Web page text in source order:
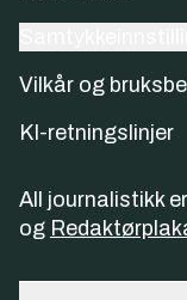
Vilkår og
KI-retningslinjer
All journalistikk
og